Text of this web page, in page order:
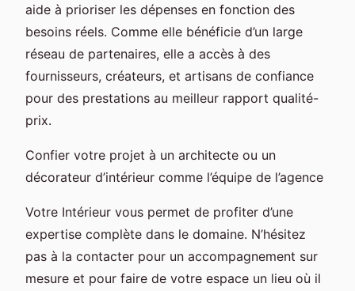
aide à prioriser les dépenses en fonction des
besoins réels. Comme elle bénéficie d’un large
réseau de partenaires, elle a accès à des
fournisseurs, créateurs, et artisans de confiance
pour des prestations au meilleur rapport qualité-
prix.
Confier votre projet à un architecte ou un
décorateur d’intérieur comme l’équipe de l’agence
Votre Intérieur vous permet de profiter d’une
expertise complète dans le domaine. N’hésitez
pas à la contacter pour un accompagnement sur
mesure et pour faire de votre espace un lieu où il